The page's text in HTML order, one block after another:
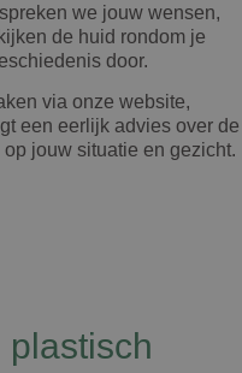
we jouw wensen,
de huid rondom je
door.
via onze website,
een eerlijk advies over de
jouw situatie en gezicht.
plastisch